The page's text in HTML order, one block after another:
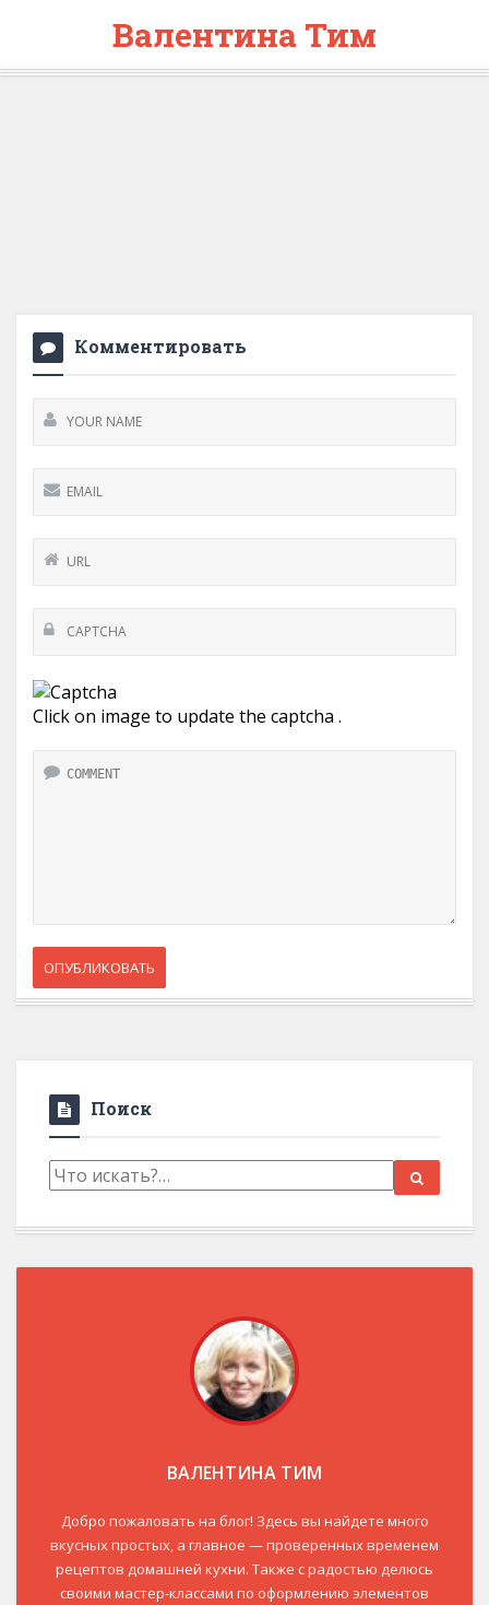
Валентина Тим
Комментировать
Click on image to update the captcha .
Поиск
ВАЛЕНТИНА ТИМ
Добро пожаловать на блог! Здесь вы найдете много
вкусных простых, а главное — проверенных временем
рецептов домашней кухни. Также с радостью делюсь
своими мастер-классами по оформлению элементов